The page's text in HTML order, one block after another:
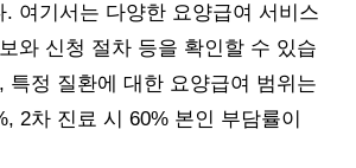
. 여기서는 다양한 요양급여 서비스
와 신청 절차 등을 확인할 수 있습
특정 질환에 대한 요양급여 범위는
2차 진료 시 60% 본인 부담률이